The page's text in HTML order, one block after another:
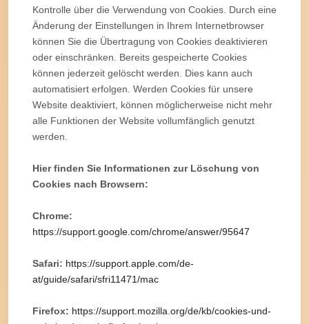
Kontrolle über die Verwendung von Cookies. Durch eine
Änderung der Einstellungen in Ihrem Internetbrowser
können Sie die Übertragung von Cookies deaktivieren
oder einschränken. Bereits gespeicherte Cookies
können jederzeit gelöscht werden. Dies kann auch
automatisiert erfolgen. Werden Cookies für unsere
Website deaktiviert, können möglicherweise nicht mehr
alle Funktionen der Website vollumfänglich genutzt
werden.
Hier finden Sie Informationen zur Löschung von
Cookies nach Browsern:
Chrome:
https://support.google.com/chrome/answer/95647
Safari: https://support.apple.com/de-
at/guide/safari/sfri11471/mac
Firefox: https://support.mozilla.org/de/kb/cookies-und-